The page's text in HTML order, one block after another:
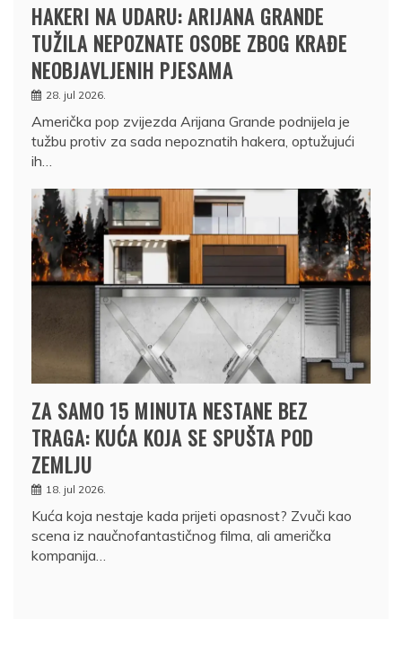
HAKERI NA UDARU: ARIJANA GRANDE
TUŽILA NEPOZNATE OSOBE ZBOG KRAĐE
NEOBJAVLJENIH PJESAMA
28. jul 2026.
Američka pop zvijezda Arijana Grande podnijela je
tužbu protiv za sada nepoznatih hakera, optužujući
ih…
ZA SAMO 15 MINUTA NESTANE BEZ
TRAGA: KUĆA KOJA SE SPUŠTA POD
ZEMLJU
18. jul 2026.
Kuća koja nestaje kada prijeti opasnost? Zvuči kao
scena iz naučnofantastičnog filma, ali američka
kompanija…